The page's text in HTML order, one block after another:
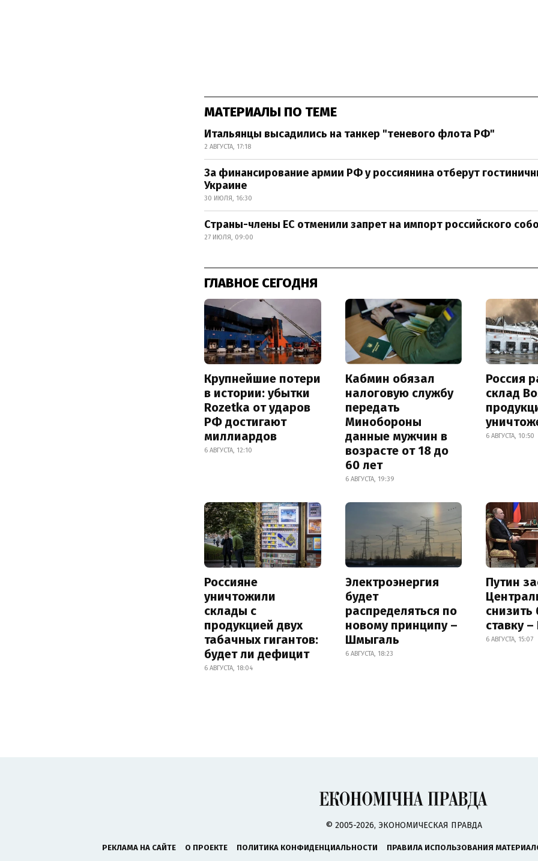
МАТЕРИАЛЫ ПО ТЕМЕ
Итальянцы высадились на танкер "теневого флота РФ"
2 АВГУСТА, 17:18
За финансирование армии РФ у россиянина отберут
Украине
30 ИЮЛЯ, 16:30
Страны-члены ЕС отменили запрет на импорт российского
27 ИЮЛЯ, 09:00
ГЛАВНОЕ СЕГОДНЯ
Крупнейшие потери
в истории: убытки
Rozetka от ударов
РФ достигают
миллиардов
6 АВГУСТА, 12:10
Кабмин обязал
налоговую службу
передать
Минобороны
данные мужчин в
возрасте от 18 до
60 лет
6 АВГУСТА, 19:39
Россия
склад
6 АВГУСТА, 10:50
Россияне
уничтожили
склады с
продукцией двух
табачных гигантов:
будет ли дефицит
6 АВГУСТА, 18:04
Электроэнергия
будет
распределяться по
новому принципу –
Шмыгаль
6 АВГУСТА, 18:23
Путин
снизить
ставку
6 АВГУСТА, 15:07
© 2005-2026, ЭКОНОМИЧЕСКАЯ ПРАВДА
РЕКЛАМА НА САЙТЕ О ПРОЕКТЕ ПОЛИТИКА КОНФИДЕНЦИАЛЬНОСТИ ПРАВИЛА ИСПОЛЬЗОВАНИЯ